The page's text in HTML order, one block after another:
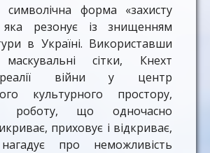
символічна форма «захисту
яка резонує із знищенням
в Україні. Використавши
маскувальні сітки, Кнехт
війни у центр
культурного простору,
роботу, що одночасно
приховує і відкриває,
про неможливість